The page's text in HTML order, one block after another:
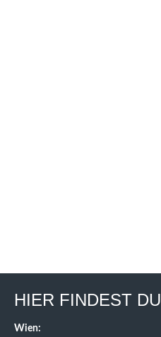
HIER FINDEST
Wien: